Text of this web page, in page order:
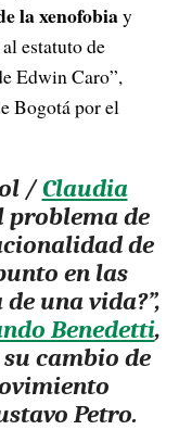
la xenofobiay
estatuto de
Edwin Caro”,
Bogotá por el
/Claudia
problema de
de
en las
una vida?”,
Benedetti,
cambio de
Petro.